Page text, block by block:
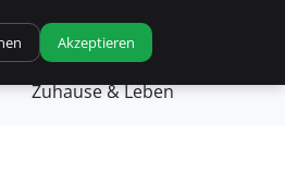
Haustiere Kochen
Zuhause & Leben
Akzeptieren